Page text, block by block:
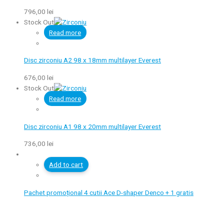
796,00 lei
Stock Out
Read more
Disc zirconiu A2 98 x 18mm multilayer Everest
676,00 lei
Stock Out
Read more
Disc zirconiu A1 98 x 20mm multilayer Everest
736,00 lei
Add to cart
Pachet promoțional 4 cutii Ace D-shaper Denco + 1 gratis